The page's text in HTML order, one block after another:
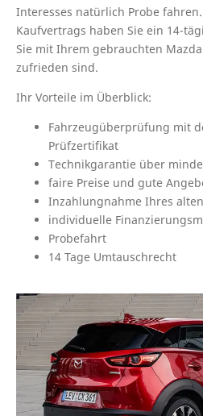
Interesses natürlich Probe
Kaufvertrags haben Sie ein 14-
Sie mit Ihrem gebrauchten
zufrieden sind.
Ihr Vorteile im Überblick:
Fahrzeugüberprüfung mit
Prüfzertifikat
Technikgarantie über
faire Preise und gute
Inzahlungnahme Ihres
individuelle
Probefahrt
14 Tage Umtauschrecht